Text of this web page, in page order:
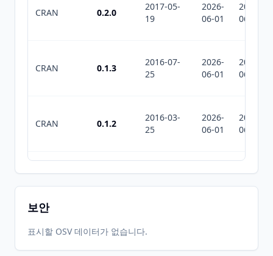
CRAN 0.2.0
2017-05-
19
2026-
06-01
2026-
06-01
CRAN 0.1.3
2016-07-
25
2026-
06-01
2026-
06-01
CRAN 0.1.2
2016-03-
25
2026-
06-01
2026-
06-01
2016-01-
04
2026-
06-01
2026-
06-01
CRAN 0.1
보안
표시할 OSV 데이터가 없습니다.